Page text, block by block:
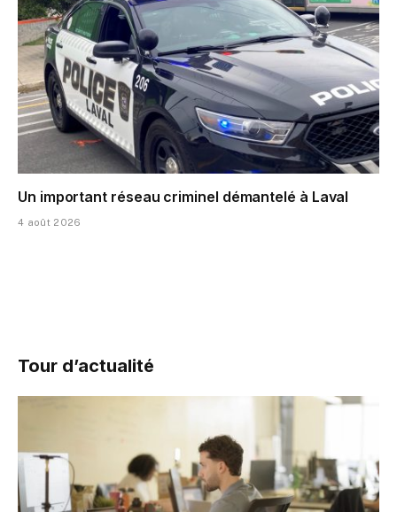
Un important réseau criminel démantelé à Laval
4 août 2026
Tour d’actualité